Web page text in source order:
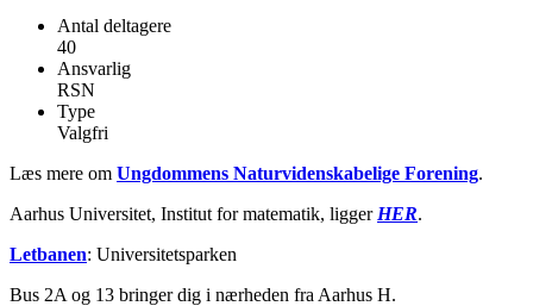
Antal deltagere
40
Ansvarlig
RSN
Type
Valgfri
Læs mere om Ungdommens Naturvidenskabelige Forening.
Aarhus Universitet, Institut for matematik, ligger HER.
Letbanen: Universitetsparken
Bus 2A og 13 bringer dig i nærheden fra Aarhus H.